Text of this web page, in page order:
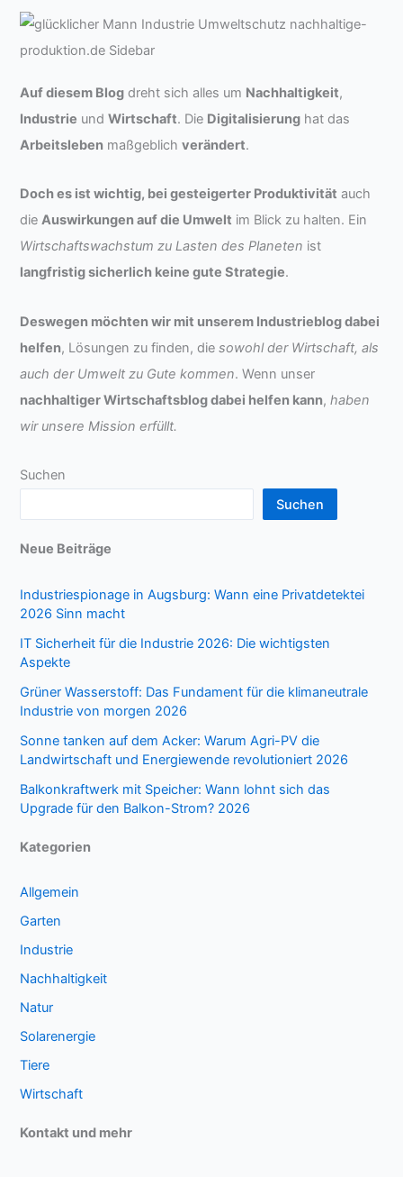
Auf diesem Blog dreht sich alles um Nachhaltigkeit,
Industrie undWirtschaft. Die Digitalisierung hat das
Arbeitsleben maßgeblichverändert.
Doch es ist wichtig, bei gesteigerter Produktivität auch
dieAuswirkungen auf die Umwelt im Blick zu halten. Ein
Wirtschaftswachstum zu Lasten des Planeten ist
langfristig sicherlich keine gute Strategie.
Deswegen möchten wir mit unserem Industrieblog dabei
helfen, Lösungen zu finden, diesowohl der Wirtschaft, als
auch der Umwelt zu Gute kommen. Wenn unser
nachhaltiger Wirtschaftsblog dabei helfen kann,haben
wir unsere Mission erfüllt.
Suchen
Suchen
Neue Beiträge
Industriespionage in Augsburg: Wann eine Privatdetektei
2026 Sinn macht
IT Sicherheit für die Industrie 2026: Die wichtigsten
Aspekte
Grüner Wasserstoff: Das Fundament für die klimaneutrale
Industrie von morgen 2026
Sonne tanken auf dem Acker: Warum Agri-PV die
Landwirtschaft und Energiewende revolutioniert 2026
Balkonkraftwerk mit Speicher: Wann lohnt sich das
Upgrade für den Balkon-Strom? 2026
Kategorien
Allgemein
Garten
Industrie
Nachhaltigkeit
Natur
Solarenergie
Tiere
Wirtschaft
Kontakt und mehr